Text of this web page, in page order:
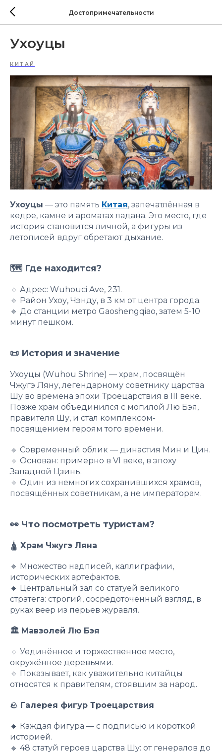
Достопримечательности
Ухоуцы
КИТАЙ
Ухоуцы — это память Китая, запечатлённая в
кедре, камне и ароматах ладана. Это место, где
история становится личной, а фигуры из
летописей вдруг обретают дыхание.
🗺 Где находится?
🔹 Адрес: Wuhouci Ave, 231.
🔹 Район Ухоу, Чэнду, в 3 км от центра города.
🔹 До станции метро Gaoshengqiao, затем 5-10
минут пешком.
📜 История и значение
Ухоуцы (Wuhou Shrine) — храм, посвящён
Чжугэ Ляну, легендарному советнику царства
Шу во времена эпохи Троецарствия в III веке.
Позже храм объединился с могилой Лю Бэя,
правителя Шу, и стал комплексом-
посвящением героям того времени.
🔸 Современный облик — династия Мин и Цин.
🔸 Основан: примерно в VI веке, в эпоху
Западной Цзинь.
🔸 Один из немногих сохранившихся храмов,
посвящённых советникам, а не императорам.
👀 Что посмотреть туристам?
🛕 Храм Чжугэ Ляна
🔹 Множество надписей, каллиграфии,
исторических артефактов.
🔹 Центральный зал со статуей великого
стратега: строгий, сосредоточенный взгляд, в
руках веер из перьев журавля.
🏛 Мавзолей Лю Бэя
🔹 Уединённое и торжественное место,
окружённое деревьями.
🔹 Показывает, как уважительно китайцы
относятся к правителям, стоявшим за народ.
🪨 Галерея фигур Троецарствия
🔹 Каждая фигура — с подписью и короткой
историей.
🔹 48 статуй героев царства Шу: от генералов до